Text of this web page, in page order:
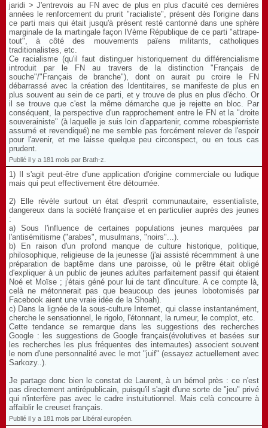
jaridi > J'entrevois au FN avec de plus en plus d'acuité ces dernières
années le renforcement du prurit "racialiste", présent dès l'origine dans
ce parti mais qui était jusqu'à présent resté cantonné dans une sphère
marginale de la martingale façon IVème République de ce parti "attrape-
tout", à côté des mouvements païens militants, catholiques
traditionalistes, etc.
Ce racialisme (qu'il faut distinguer historiquement du différencialisme
introduit par le FN au travers de la distinction "Français de
souche"/"Français de branche"), dont on aurait pu croire le FN
débarrassé avec la création des Identitaires, se manifeste de plus en
plus souvent au sein de ce parti, et y trouve de plus en plus d'écho. Or
il se trouve que c'est la même démarche que je rejette en bloc. Par
conséquent, la perspective d'un rapprochement entre le FN et la "droite
souverainiste" (à laquelle je suis loin d'appartenir, comme robespierriste
assumé et revendiqué) ne me semble pas forcément relever de l'espoir
pour l'avenir, et me laisse quelque peu circonspect, ou en tous cas
prudent.
Publié il y a 181 mois par Brath-z.
1) Il s'agit peut-être d'une application d'origine commerciale ou ludique
mais qui peut effectivement être détournée.
2) Elle révèle surtout un état d'esprit communautaire, essentialiste,
dangereux dans la société française et en particulier auprès des jeunes
:
a) Sous l'influence de certaines populations jeunes marquées par
l'antisémitisme ("arabes", musulmans, "noirs"...).
b) En raison d'un profond manque de culture historique, politique,
philosophique, religieuse de la jeunesse (j'ai assisté récemmment à une
préparation de baptême dans une paroisse, où le prêtre était obligé
d'expliquer à un public de jeunes adultes parfaitement passif qui étaient
Noé et Moïse ; j'étais géné pour lui de tant d'inculture. A ce compte là,
celà ne métonnerait pas que beaucoup des jeunes lobotomisés par
Facebook aient une vraie idée de la Shoah).
c) Dans la lignée de la sous-culture Internet, qui classe instantanément,
cherche le sensationnel, le rigolo, l'étonnant, la rumeur, le complot, etc.
Cette tendance se remarque dans les suggestions des recherches
Google : les suggestions de Google français(évolutives et basées sur
les recherches les plus fréquentes des internautes) associent souvent
le nom d'une personnalité avec le mot "juif" (essayez actuellement avec
Sarkozy..).
Je partage donc bien le constat de Laurent, à un bémol près : ce n'est
pas directement antirépublicain, puisqu'il s'agit d'une sorte de "jeu" privé
qui n'interfère pas avec le cadre instuitutionnel. Mais celà concourre à
affaiblir le creuset français.
Publié il y a 181 mois par Libéral européen.